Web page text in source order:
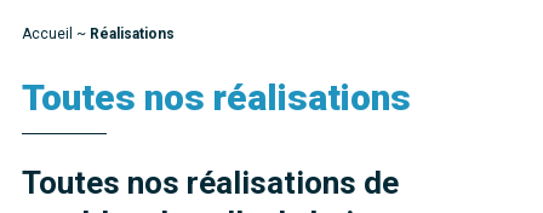
Accueil ~ Réalisations
Toutes nos réalisations
Toutes nos réalisations de